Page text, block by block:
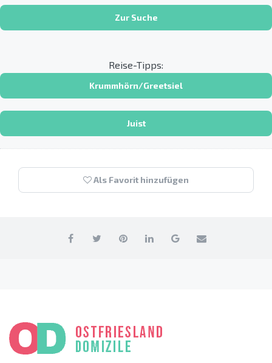
Zur Suche
Reise-Tipps:
Krummhörn/Greetsiel
Juist
Als Favorit hinzufügen